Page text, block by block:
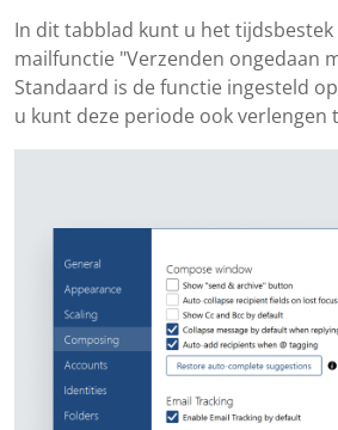
In dit tabblad kunt u het tijdsbestek
mailfunctie "Verzenden ongedaan
Standaard is de functie ingesteld
u kunt deze periode ook verlengen